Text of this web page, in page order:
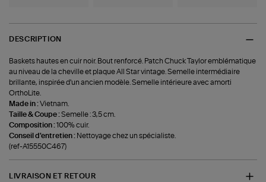
DESCRIPTION
Baskets hautes en cuir noir. Bout renforcé. Patch Chuck Taylor emblématique
au niveau de la cheville et plaque All Star vintage. Semelle intermédiaire
brillante, inspirée d'un ancien modèle. Semelle intérieure avec amorti
OrthoLite.
Made in :Vietnam.
Taille & Coupe :Semelle : 3,5 cm.
Composition :100% cuir.
Conseil d'entretien : Nettoyage chez un spécialiste.
(ref-A15550C467)
LIVRAISON ET RETOUR